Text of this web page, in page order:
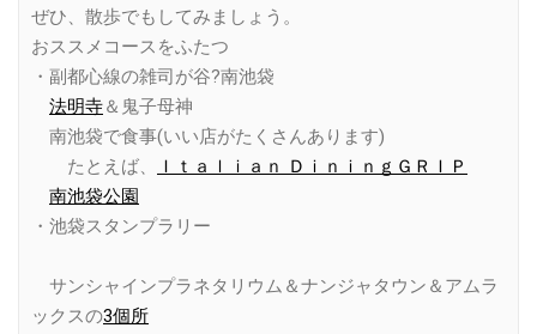
ぜひ、散歩でもしてみましょう。
おススメコースをふたつ
・副都心線の雑司が谷?南池袋
法明寺＆鬼子母神
南池袋で食事(いい店がたくさんあります)
たとえば、
Ｉｔａｌｉａｎ ＤｉｎｉｎｇＧＲＩＰ
南池袋公園
・池袋スタンプラリー
サンシャインプラネタリウム＆ナンジャタウン＆アムラ
ックスの3個所